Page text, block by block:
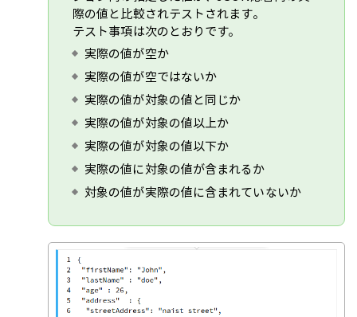
際の値と比較されテストされます。
テスト事項は次のとおりです。
実際の値が空か
実際の値が空ではないか
実際の値が対象の値と同じか
実際の値が対象の値以上か
実際の値が対象の値以下か
実際の値に対象の値が含まれるか
対象の値が実際の値に含まれていないか